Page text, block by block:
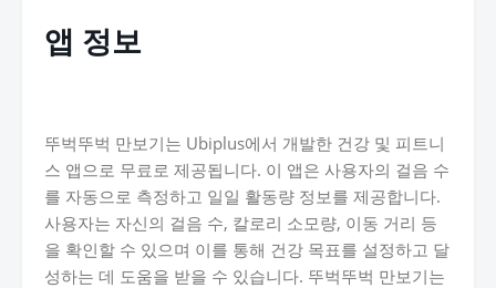
앱 정보
뚜벅뚜벅 만보기는 Ubiplus에서 개발한 건강 및 피트니
스 앱으로 무료로 제공됩니다. 이 앱은 사용자의 걸음 수
를 자동으로 측정하고 일일 활동량 정보를 제공합니다.
사용자는 자신의 걸음 수, 칼로리 소모량, 이동 거리 등
을 확인할 수 있으며 이를 통해 건강 목표를 설정하고 달
성하는 데 도움을 받을 수 있습니다. 뚜벅뚜벅 만보기는